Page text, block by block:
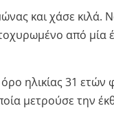
και χάσε κιλά.
από
ηλικίας 31 ετών
μετρούσε την